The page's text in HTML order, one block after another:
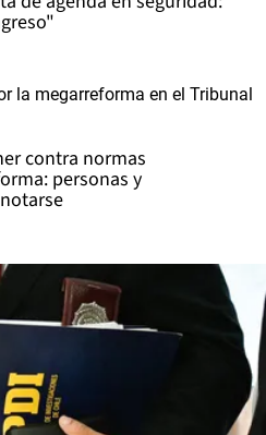
contra normas
personas y